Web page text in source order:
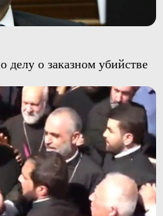
делу о заказном убийстве